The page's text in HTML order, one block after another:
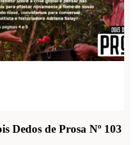
Dedos de Prosa Nº 103